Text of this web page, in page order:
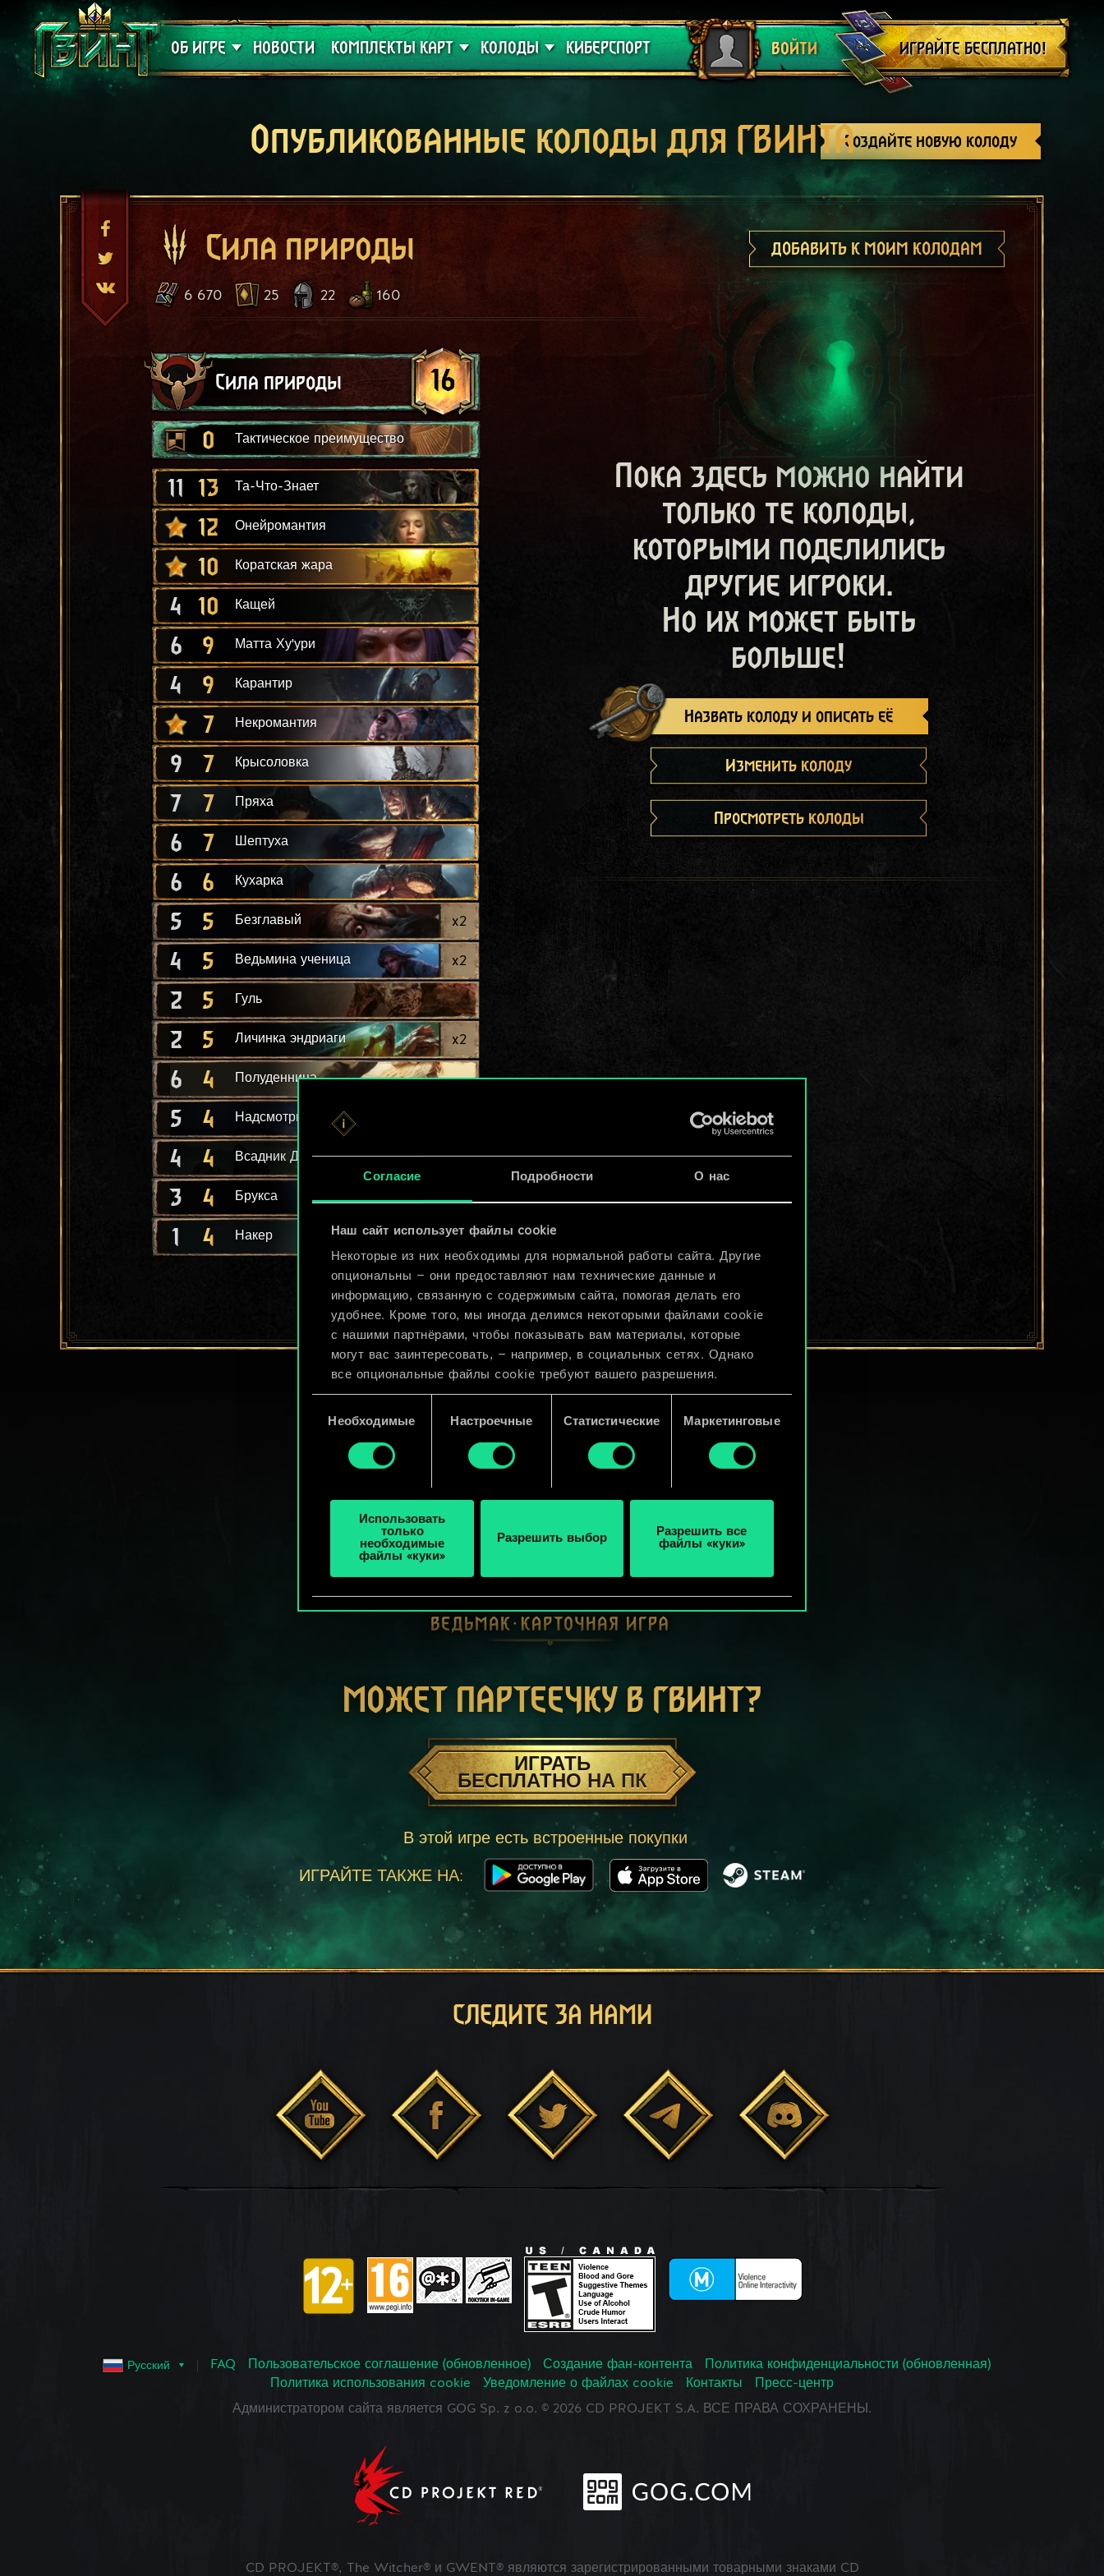
Согласие Подробности О нас
Наш сайт использует файлы cookie
Некоторые из них необходимы для нормальной работы сайта. Другие
опциональны — они предоставляют нам технические данные и
информацию, связанную с содержимым сайта, помогая делать его
удобнее. Кроме того, мы иногда делимся некоторыми файлами cookie
с нашими партнёрами, чтобы показывать вам материалы, которые
могут вас заинтересовать, — например, в социальных сетях. Однако
все опциональные файлы cookie требуют вашего разрешения.
Найти подробную информацию о том, как мы используем ваши файлы
«Настройки» ниже.
согласия
Необходимые Настроечные Статистические Маркетинговые
Использовать
только
необходимые
файлы «куки»
Разрешить выбор
Разрешить все
файлы «куки»
ОБ ИГРЕ
Поддержка
НОВОСТИ КОМПЛЕКТЫ КАРТ
Алое проклятие
КОЛОДЫ
Гайды
КИБЕРСПОРТ ВОЙТИ
Выйти
ИГРАЙТЕ БЕСПЛАТНО!
Создайте новую колоду
Опубликованные колоды для ГВИНТА
Сила природы ДОБАВИТЬ К МОИМ КОЛОДАМ
6 670 25 22 160
Сила природы 16
0 Тактическое преимущество
11 13 Та-Что-Знает
12 Онейромантия
10 Коратская жара
4 10 Кащей
6 9 Матта Ху'ури
4 9 Карантир
7 Некромантия
9 7 Крысоловка
7 7 Пряха
6 7 Шептуха
6 6 Кухарка
5 5 Безглавый x2
4 5 Ведьмина ученица x2
2 5 Гуль
2 5 Личинка эндриаги x2
6 4 Полуденница
5 4 Надсмотрщица Нагльфара
4 4 Всадник Дикой Охоты x2
3 4 Брукса x2
1 4 Накер
Пока здесь можно найти
только те колоды,
которыми поделились
другие игроки.
Но их может быть
больше!
Назвать колоду и описать её
Изменить колоду
Просмотреть колоды
МОЖЕТ ПАРТЕЕЧКУ В ГВИНТ?
ИГРАТЬ
БЕСПЛАТНО НА ПК
В этой игре есть встроенные покупки
ИГРАЙТЕ ТАКЖЕ НА:
СЛЕДИТЕ ЗА НАМИ
Русский FAQ Пользовательское соглашение (обновленное) Создание фан-контента
Политика конфиденциальности (обновленная)
Политика использования cookie
Уведомление о файлах cookie Контакты
Пресс-центр
Администратором сайта является GOG Sp. z o.o. © 2026 CD PROJEKT S.A. ВСЕ ПРАВА СОХРАНЕНЫ.
CD PROJEKT®, The Witcher® и GWENT® являются зарегистрированными товарными знаками CD